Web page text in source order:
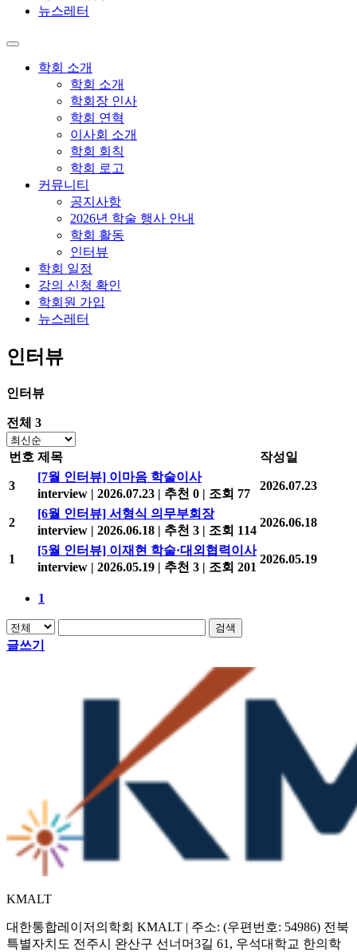
뉴스레터
학회 소개
학회 소개
학회장 인사
학회 연혁
이사회 소개
학회 회칙
학회 로고
커뮤니티
공지사항
2026년 학술 행사 안내
학회 활동
인터뷰
학회 일정
강의 신청 확인
학회원 가입
뉴스레터
인터뷰
인터뷰
전체 3
번호 제목 작성일
3
[7월 인터뷰] 이마음 학술이사
interview | 2026.07.23 | 추천 0 | 조회 77
2026.07.23
2
[6월 인터뷰] 서형식 의무부회장
interview | 2026.06.18 | 추천 3 | 조회 114
2026.06.18
1
[5월 인터뷰] 이재현 학술·대외협력이사
interview | 2026.05.19 | 추천 3 | 조회 201
2026.05.19
1
검색
글쓰기
KMALT
대한통합레이저의학회 KMALT | 주소: (우편번호: 54986) 전북
특별자치도 전주시 완산구 선너머3길 61, 우석대학교 한의학